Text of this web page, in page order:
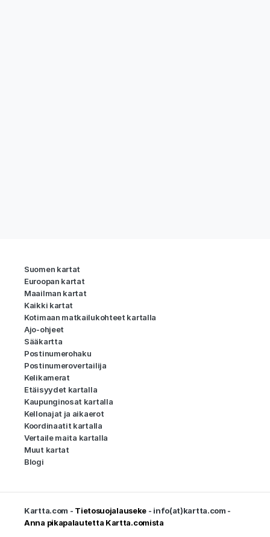
Suomen kartat
Euroopan kartat
Maailman kartat
Kaikki kartat
Kotimaan matkailukohteet kartalla
Ajo-ohjeet
Sääkartta
Postinumerohaku
Postinumerovertailija
Kelikamerat
Etäisyydet kartalla
Kaupunginosat kartalla
Kellonajat ja aikaerot
Koordinaatit kartalla
Vertaile maita kartalla
Muut kartat
Blogi
Kartta.com - Tietosuojalauseke - info(at)kartta.com -
Anna pikapalautetta Kartta.comista